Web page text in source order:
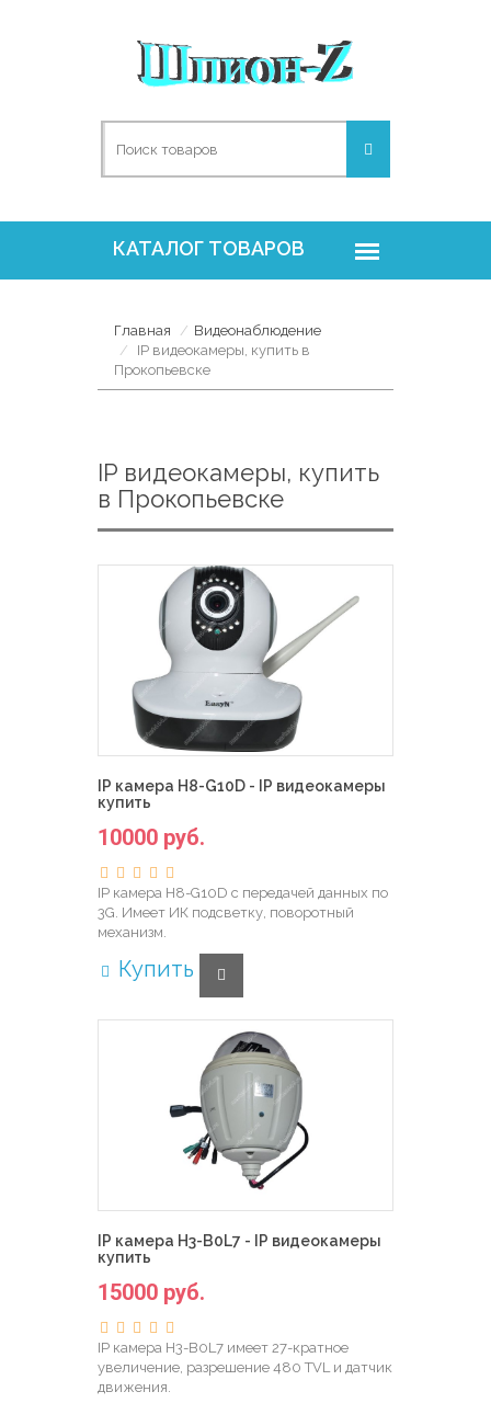
Главная
Видеонаблюдение
IP видеокамеры, купить в
Прокопьевске
IP видеокамеры, купить
в Прокопьевске
IP камера H8-G10D - IP видеокамеры
купить
10000 руб.
IP камера H8-G10D с передачей данных по
3G. Имеет ИК подсветку, поворотный
механизм.
Купить
IP камера H3-B0L7 - IP видеокамеры
купить
15000 руб.
IP камера H3-B0L7 имеет 27-кратное
увеличение, разрешение 480 TVL и датчик
движения.